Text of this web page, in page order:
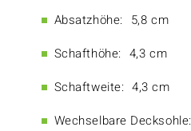
Absatzhöhe: 5,8 cm
Schafthöhe: 4,3 cm
Schaftweite: 4,3 cm
Wechselbare Decksohle: